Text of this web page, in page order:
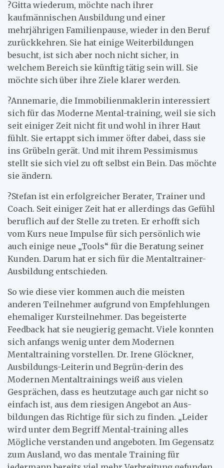
?Gitta wiederum, möchte nach ihrer
kaufmännischen Ausbildung und einer
mehrjährigen Familienpause, wieder in den Beruf
zurückkehren. Sie hat einige Weiterbildungen
besucht, ist sich aber noch nicht sicher, in
welchem Bereich sie künftig tätig sein will. Sie
möchte sich über ihre Ziele klarer werden.
?Annemarie, die Immobilienmaklerin interessiert
sich für das Moderne Mental-training, weil sie sich
seit einiger Zeit nicht fit und wohl in ihrer Haut
fühlt. Sie ertappt sich immer öfter dabei, dass sie
ins Grübeln gerät. Und mit ihrem Pessimismus
stellt sie sich viel zu oft selbst ein Bein. Das möchte
sie ändern.
?Stefan ist ein erfolgreicher Berater, Trainer und
Coach. Seit einiger Zeit hat er allerdings das Gefühl
beruflich auf der Stelle zu treten. Er erhofft sich
vom Kurs neue Impulse für sich persönlich wie
auch einige neue „Tools“ für die Beratung seiner
Kunden. Darum hat er sich für die Mentaltrainer-
Ausbildung entschieden.
So wie diese vier kommen auch die meisten
anderen Teilnehmer aufgrund von Empfehlungen
ehemaliger Kursteilnehmer. Das begeisterte
Feedback hat sie neugierig gemacht. Viele konnten
sich anfangs wenig unter dem Modernen
Mentaltraining vorstellen. Dr. Irene Glöckner,
Ausbildungs-Leiterin und Begrün-derin des
Modernen Mentaltrainings weiß aus vielen
Gesprächen, dass es heutzutage auch gar nicht so
einfach ist, aus dem riesigen Angebot an Aus-
bildungen das Richtige für sich zu finden. „Leider
wird unter dem Begriff Mental-training alles
Mögliche verstanden und angeboten. Im Gegensatz
zum Ausland, wo das mentale Training für